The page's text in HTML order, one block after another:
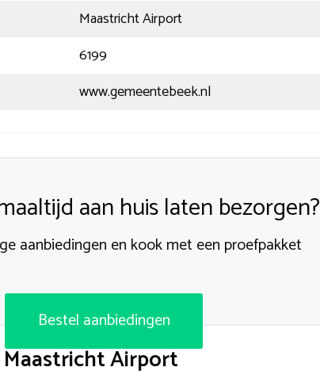
Maastricht Airport
6199
www.gemeentebeek.nl
aan huis laten bezorgen?
aanbiedingen en kook met een proefpakket
Bestel aanbiedingen
Airport